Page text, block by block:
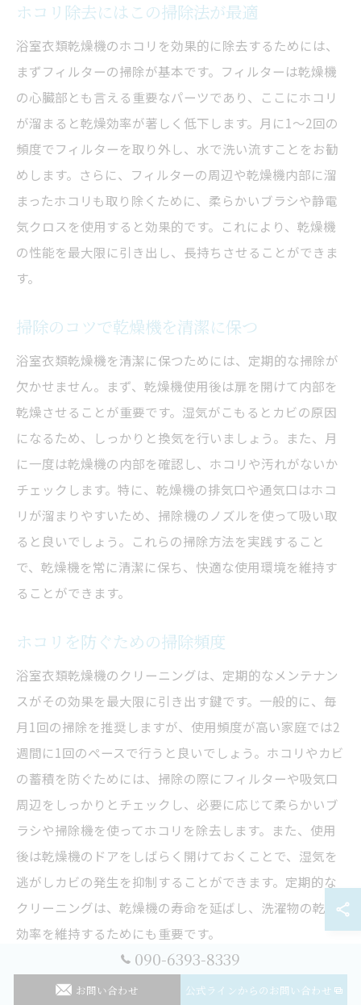
ホコリ除去にはこの掃除法が最適
浴室衣類乾燥機のホコリを効果的に除去するためには、
まずフィルターの掃除が基本です。フィルターは乾燥機
の心臓部とも言える重要なパーツであり、ここにホコリ
が溜まると乾燥効率が著しく低下します。月に1〜2回の
頻度でフィルターを取り外し、水で洗い流すことをお勧
めします。さらに、フィルターの周辺や乾燥機内部に溜
まったホコリも取り除くために、柔らかいブラシや静電
気クロスを使用すると効果的です。これにより、乾燥機
の性能を最大限に引き出し、長持ちさせることができま
す。
掃除のコツで乾燥機を清潔に保つ
浴室衣類乾燥機を清潔に保つためには、定期的な掃除が
欠かせません。まず、乾燥機使用後は扉を開けて内部を
乾燥させることが重要です。湿気がこもるとカビの原因
になるため、しっかりと換気を行いましょう。また、月
に一度は乾燥機の内部を確認し、ホコリや汚れがないか
チェックします。特に、乾燥機の排気口や通気口はホコ
リが溜まりやすいため、掃除機のノズルを使って吸い取
ると良いでしょう。これらの掃除方法を実践すること
で、乾燥機を常に清潔に保ち、快適な使用環境を維持す
ることができます。
ホコリを防ぐための掃除頻度
浴室衣類乾燥機のクリーニングは、定期的なメンテナン
スがその効果を最大限に引き出す鍵です。一般的に、毎
月1回の掃除を推奨しますが、使用頻度が高い家庭では2
週間に1回のペースで行うと良いでしょう。ホコリやカビ
の蓄積を防ぐためには、掃除の際にフィルターや吸気口
周辺をしっかりとチェックし、必要に応じて柔らかいブ
ラシや掃除機を使ってホコリを除去します。また、使用
後は乾燥機のドアをしばらく開けておくことで、湿気を
逃がしカビの発生を抑制することができます。定期的な
クリーニングは、乾燥機の寿命を延ばし、洗濯物の乾燥
効率を維持するためにも重要です。
効果的なホコリ取りの方法
090-6393-8339
お問い合わせ 公式ラインからのお問い合わせ